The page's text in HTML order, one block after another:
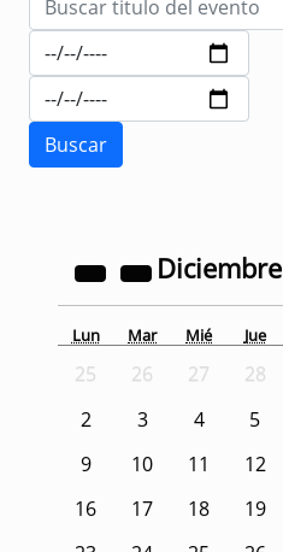
Diciembre
Lun Mar Mié Jue
25 26 27 28
2
3 4 5
9
10 11 12
16
17 18 19